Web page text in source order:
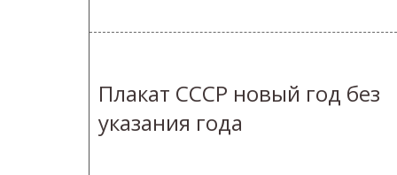
Плакат СССР новый год без
указания года